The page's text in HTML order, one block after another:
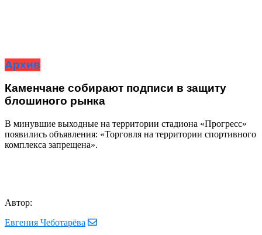
Архив
Каменчане собирают подписи в защиту
блошиного рынка
В минувшие выходные на территории стадиона «Прогресс»
появились объявления: «Торговля на территории спортивного
комплекса запрещена».
Автор:
Евгения Чеботарёва